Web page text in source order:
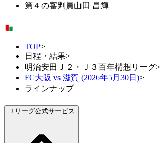
第４の審判員山田 昌輝
TOP>
日程・結果>
明治安田Ｊ２・Ｊ３百年構想リーグ>
FC大阪 vs 滋賀 (2026年5月30日)>
ラインナップ
Ｊリーグ公式サービス